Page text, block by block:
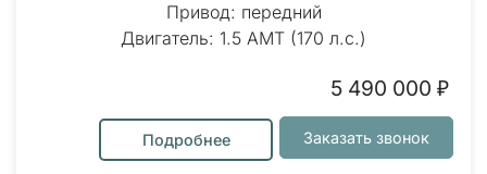
Привод: передний
Двигатель: 1.5 AMT (170 л.с.)
5 490 000 ₽
Подробнее Заказать звонок